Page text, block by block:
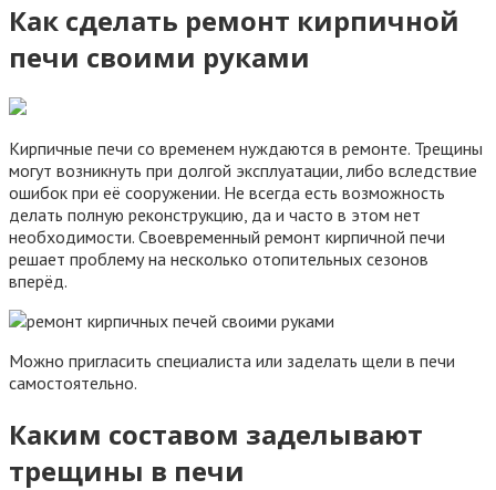
Как сделать ремонт кирпичной
печи своими руками
Кирпичные печи со временем нуждаются в ремонте. Трещины
могут возникнуть при долгой эксплуатации, либо вследствие
ошибок при её сооружении. Не всегда есть возможность
делать полную реконструкцию, да и часто в этом нет
необходимости. Своевременный ремонт кирпичной печи
решает проблему на несколько отопительных сезонов
вперёд.
Можно пригласить специалиста или заделать щели в печи
самостоятельно.
Каким составом заделывают
трещины в печи